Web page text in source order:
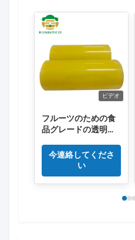
ビデオ
フルーツのための食
品グレードの透明色
今連絡してくださ
い